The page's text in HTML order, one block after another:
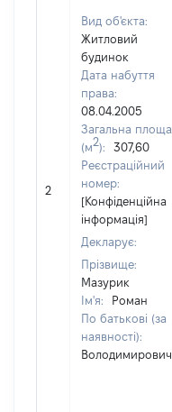
2
Вид об'єкта:
Житловий
будинок
Дата набуття
права:
08.04.2005
Загальна площа
(м2):
307,60
Реєстраційний
номер:
[Конфіденційна
інформація]
Декларує:
Прізвище:
Мазурик
Ім'я:
Роман
По батькові (за
наявності):
Володимирович